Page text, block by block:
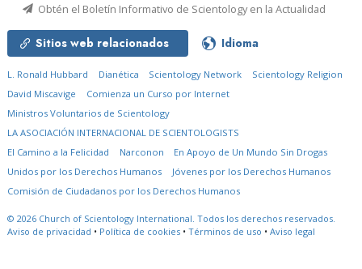
Obtén el Boletín Informativo de Scientology en la Actualidad
Sitios web relacionados Idioma
L. Ronald Hubbard Dianética Scientology Network
Scientology Religion
David Miscavige
Comienza un Curso por Internet
Ministros Voluntarios de Scientology
LA ASOCIACIÓN INTERNACIONAL DE SCIENTOLOGISTS
El Camino a la Felicidad
Narconon
En Apoyo de Un Mundo Sin Drogas
Unidos por los Derechos Humanos
Jóvenes por los Derechos Humanos
Comisión de Ciudadanos por los Derechos Humanos
© 2026 Church of Scientology International. Todos los derechos reservados.
Aviso de privacidad • Política de cookies • Términos de uso • Aviso legal